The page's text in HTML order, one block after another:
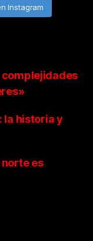
Instagram
complejidades
la historia y
es